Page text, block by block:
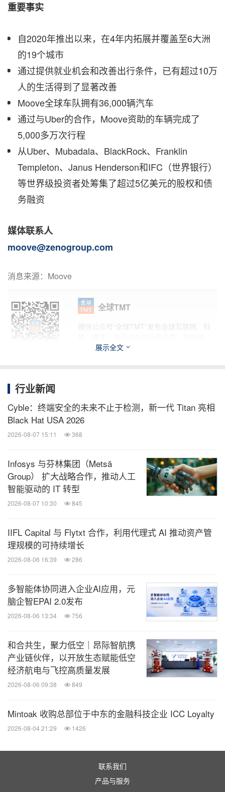
重要事实
自2020年推出以来，在4年内拓展并覆盖至6大洲
的19个城市
通过提供就业机会和改善出行条件，已有超过10万
人的生活得到了显著改善
Moove全球车队拥有36,000辆汽车
通过与Uber的合作，Moove资助的车辆完成了
5,000多万次行程
从Uber、Mubadala、BlackRock、Franklin
Templeton、Janus Henderson和IFC（世界银行）
等世界级投资者处筹集了超过5亿美元的股权和债
务融资
媒体联系人
moove@zenogroup.com
消息来源：Moove
全球TMT
微信公众号“全球TMT”发布全球互联网、科
息、企业并购消息。扫描二维码，立即订
关键词：汽车
运输业
人工智能
展示全文
行业新闻
Cyble：终端安全的未来不止于检测，新一代 Titan 亮相
Black Hat USA 2026
2026-08-07 15:11 368
Infosys 与芬林集团（Metsä
Group） 扩大战略合作，推动人工
智能驱动的 IT 转型
2026-08-07 10:30 845
IIFL Capital 与 Flytxt 合作，利用代理式 AI 推动资产管
理规模的可持续增长
2026-08-06 16:39 286
多智能体协同进入企业AI应用，元
脑企智EPAI 2.0发布
2026-08-06 13:34 756
和合共生，聚力低空｜昂际智航携
产业链伙伴，以开放生态赋能低空
经济航电与飞控高质量发展
2026-08-06 09:38 849
Mintoak 收购总部位于中东的金融科技企业 ICC Loyalty
2026-08-04 21:29 1426
联系我们
产品与服务